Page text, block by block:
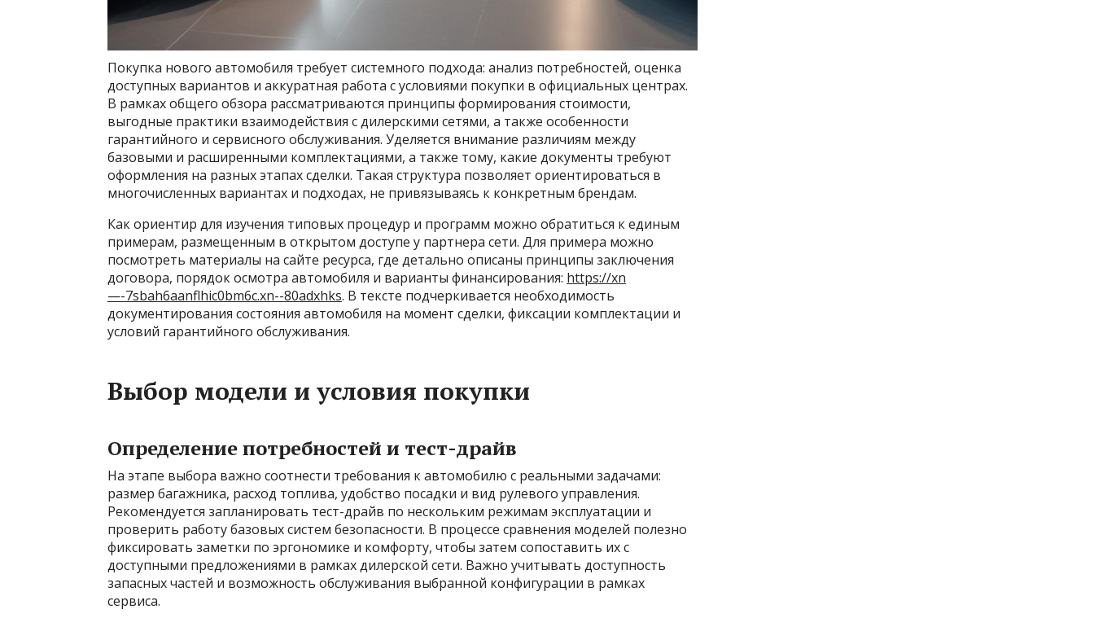
Покупка нового автомобиля требует системного подхода: анализ потребностей, оценка
доступных вариантов и аккуратная работа с условиями покупки в официальных центрах.
В рамках общего обзора рассматриваются принципы формирования стоимости,
выгодные практики взаимодействия с дилерскими сетями, а также особенности
гарантийного и сервисного обслуживания. Уделяется внимание различиям между
базовыми и расширенными комплектациями, а также тому, какие документы требуют
оформления на разных этапах сделки. Такая структура позволяет ориентироваться в
многочисленных вариантах и подходах, не привязываясь к конкретным брендам.
Как ориентир для изучения типовых процедур и программ можно обратиться к единым
примерам, размещенным в открытом доступе у партнера сети. Для примера можно
посмотреть материалы на сайте ресурса, где детально описаны принципы заключения
договора, порядок осмотра автомобиля и варианты финансирования: https://xn
—-7sbah6aanflhic0bm6c.xn--80adxhks. В тексте подчеркивается необходимость
документирования состояния автомобиля на момент сделки, фиксации комплектации и
условий гарантийного обслуживания.
Выбор модели и условия покупки
Определение потребностей и тест-драйв
На этапе выбора важно соотнести требования к автомобилю с реальными задачами:
размер багажника, расход топлива, удобство посадки и вид рулевого управления.
Рекомендуется запланировать тест-драйв по нескольким режимам эксплуатации и
проверить работу базовых систем безопасности. В процессе сравнения моделей полезно
фиксировать заметки по эргономике и комфорту, чтобы затем сопоставить их с
доступными предложениями в рамках дилерской сети. Важно учитывать доступность
запасных частей и возможность обслуживания выбранной конфигурации в рамках
сервиса.